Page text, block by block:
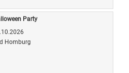
Party
Homburg